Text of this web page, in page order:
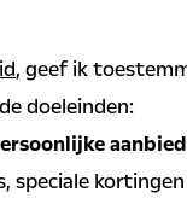
IBAN
Telefoonnummer
, geef ik
doeleinden:
speciale